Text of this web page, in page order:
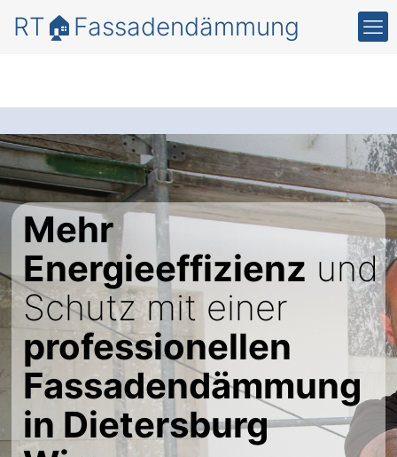
RT🏠Fassadendämmung
Mehr
Energieeffizienz und
Schutz mit einer
professionellen
Fassadendämmung
in Dietersburg